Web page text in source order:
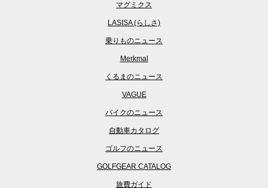
マグミクス
LASISA (らしさ)
乗りものニュース
Merkmal
くるまのニュース
VAGUE
バイクのニュース
自動車カタログ
ゴルフのニュース
GOLFGEAR CATALOG
旅費ガイド